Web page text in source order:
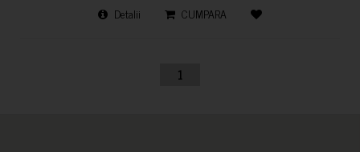
Detalii CUMPARA
1